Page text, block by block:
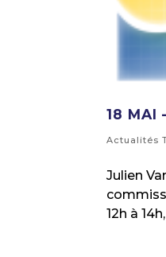
18 MAI
Actualités
Julien
12h à